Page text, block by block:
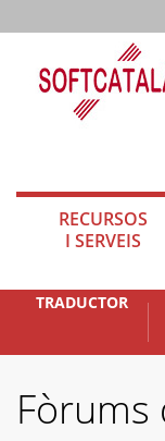
RECURSOS
I SERVEIS
TRADUCTOR
Fòrums